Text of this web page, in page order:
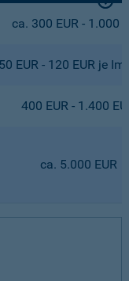
ca. 300 EUR - 1.000
50 EUR - 120 EUR je
400 EUR - 1.400
ca. 5.000 EUR